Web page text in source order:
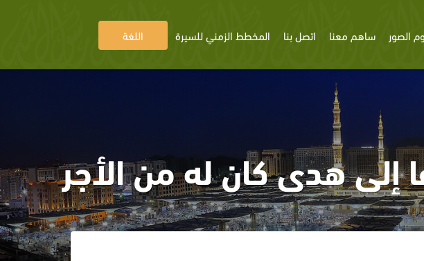
الصور ساهم معنا اتصل بنا المخطط الزمني للسيرة اللغة
إلى هدى كان له من الأجر